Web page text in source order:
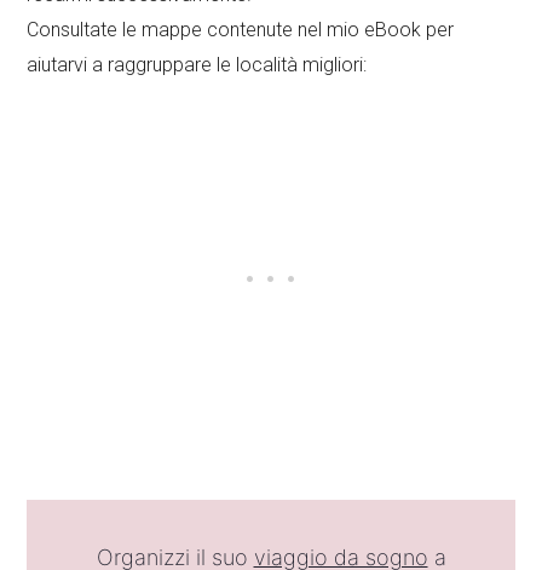
Consultate le mappe contenute nel mio eBook per
aiutarvi a raggruppare le località migliori:
Organizzi il suo viaggio da sogno a